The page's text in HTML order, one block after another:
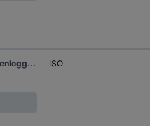
VOLTCRAFT DL-200 TISO1 DL-200T Temperatur-Datenlogger kalibriert (ISO) Messgröße Temperatur -30 bis +60 °C PDF Funktion ISO